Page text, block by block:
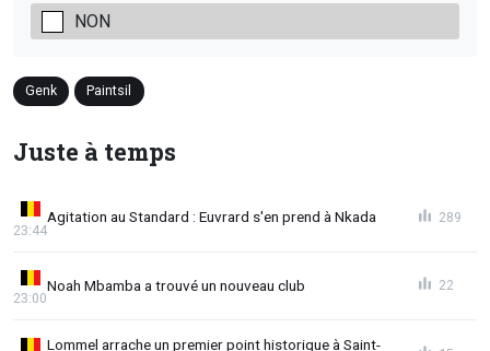
NON
Genk Paintsil
Juste à temps
Agitation au Standard : Euvrard s'en prend à Nkada
23:44
289
Noah Mbamba a trouvé un nouveau club
23:00
22
Lommel arrache un premier point historique à Saint-